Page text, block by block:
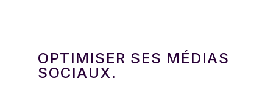
OPTIMISER SES MÉDIAS
SOCIAUX.